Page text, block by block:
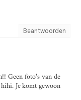
Beantwoorden
Geen foto's van de
Je komt gewoon